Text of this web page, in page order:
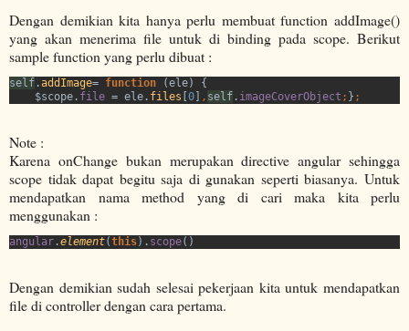
Dengan demikian kita hanya perlu membuat function addImage()
yang akan menerima file untuk di binding pada scope. Berikut
sample function yang perlu dibuat :
self .addImage= function
(ele) {
    $scope.
file = ele. files 0 , self . imageCoverObject ; } ;
Note :
Karena onChange bukan merupakan directive angular sehingga
scope tidak dapat begitu saja di gunakan seperti biasanya. Untuk
mendapatkan nama method yang di cari maka kita perlu
menggunakan :
angular .element(this). scope()
Dengan demikian sudah selesai pekerjaan kita untuk mendapatkan
file di controller dengan cara pertama.